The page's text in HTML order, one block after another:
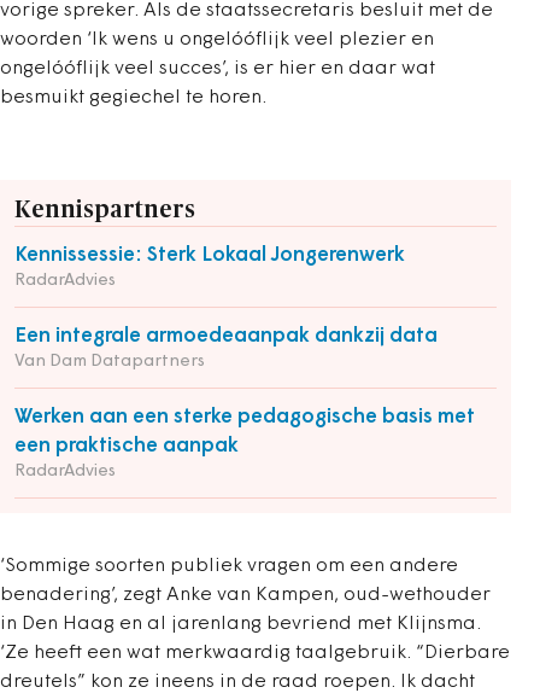
vorige spreker. Als de staatssecretaris besluit met de
woorden ‘Ik wens u ongelóóflijk veel plezier en
ongelóóflijk veel succes’, is er hier en daar wat
besmuikt gegiechel te horen.
Kennispartners
Kennissessie: Sterk Lokaal Jongerenwerk
RadarAdvies
Een integrale armoedeaanpak dankzij data
Van Dam Datapartners
Werken aan een sterke pedagogische basis met
een praktische aanpak
RadarAdvies
‘Sommige soorten publiek vragen om een andere
benadering’, zegt Anke van Kampen, oud-wethouder
in Den Haag en al jarenlang bevriend met Klijnsma.
‘Ze heeft een wat merkwaardig taalgebruik. “Dierbare
dreutels” kon ze ineens in de raad roepen. Ik dacht